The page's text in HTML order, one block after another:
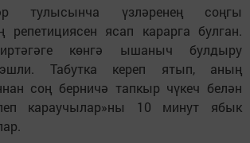
тулысынча үзләренең соңгы
репетициясен ясап карарга булган.
көнгә ышаныч булдыру
Табутка кереп ятып, аның
соң берничә тапкыр чүкеч белән
караучылар»ны 10 минут ябык